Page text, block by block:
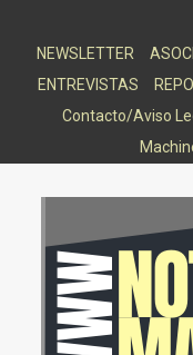
NEWSLETTER
ENTREVISTAS
Contacto/Aviso